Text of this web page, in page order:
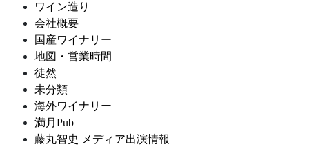
ワイン造り
会社概要
国産ワイナリー
地図・営業時間
徒然
未分類
海外ワイナリー
満月Pub
藤丸智史 メディア出演情報